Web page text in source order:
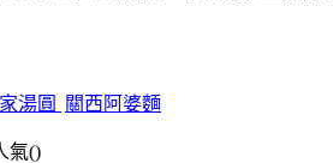
湯圓 關西阿婆麵
氣()